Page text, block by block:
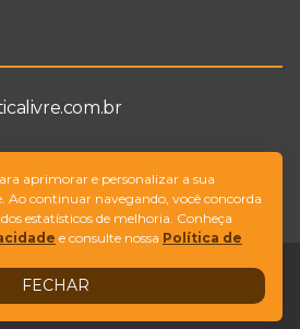
Livre. All Rights Reserved
Design by NVGO
LegalFale conosco
aprimorar e personalizar a sua
Ao continuar navegando, você concorda
estatísticos de melhoria. Conheça
e consulte nossa Política de
FECHAR